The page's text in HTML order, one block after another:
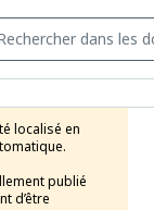
localisé en
publié
d’être